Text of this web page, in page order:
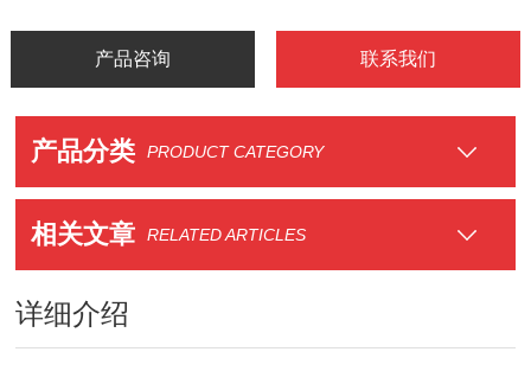
产品咨询 联系我们
产品分类 PRODUCT CATEGORY
相关文章 RELATED ARTICLES
详细介绍